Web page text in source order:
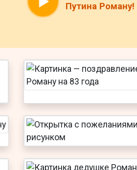
Путина Роману!